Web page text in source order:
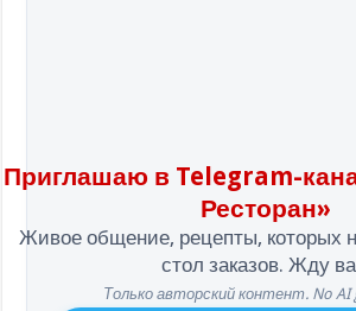
Приглашаю в Telegram-
Ресторан»
Живое общение, рецепты, которых
стол заказов. Жду
Только авторский контент. No AI